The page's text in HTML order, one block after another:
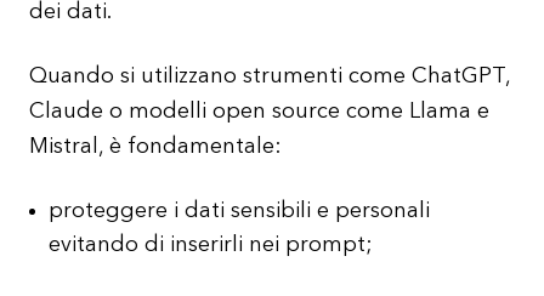
dei dati.
Quando si utilizzano strumenti come ChatGPT,
Claude o modelli open source come Llama e
Mistral, è fondamentale:
proteggere i dati sensibili e personali
evitando di inserirli nei prompt;